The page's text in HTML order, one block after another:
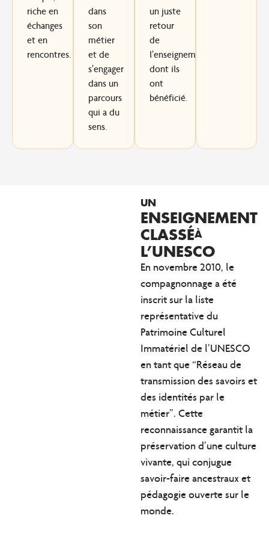
riche en
échanges
et en
rencontres.
dans
son
métier
et de
s’engager
dans un
parcours
qui a du
sens.
un juste
retour
de
l’enseignement
dont ils
ont
bénéficié.
UN
ENSEIGNEMENT
CLASSÉÀ
L’UNESCO
En novembre 2010, le
compagnonnage a été
inscrit sur la liste
représentative du
Patrimoine Culturel
Immatériel de l’UNESCO
en tant que “Réseau de
transmission des savoirs et
des identités par le
métier”. Cette
reconnaissance garantit la
préservation d’une culture
vivante, qui conjugue
savoir-faire ancestraux et
pédagogie ouverte sur le
monde.